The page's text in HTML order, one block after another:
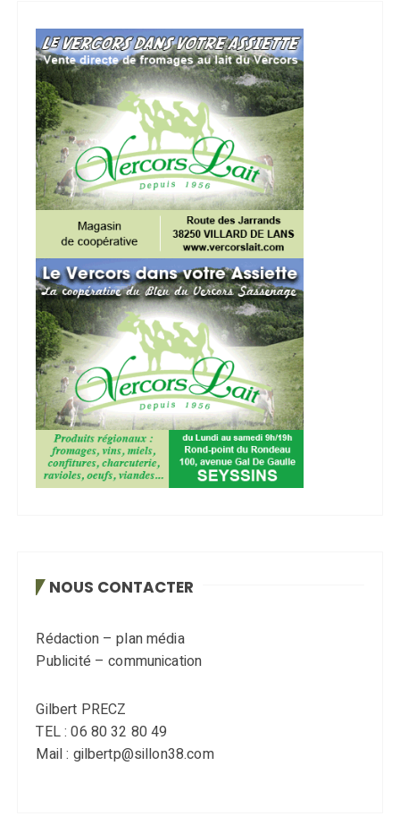
NOUS CONTACTER
Rédaction – plan média
Publicité – communication
Gilbert PRECZ
TEL : 06 80 32 80 49
Mail : gilbertp@sillon38.com